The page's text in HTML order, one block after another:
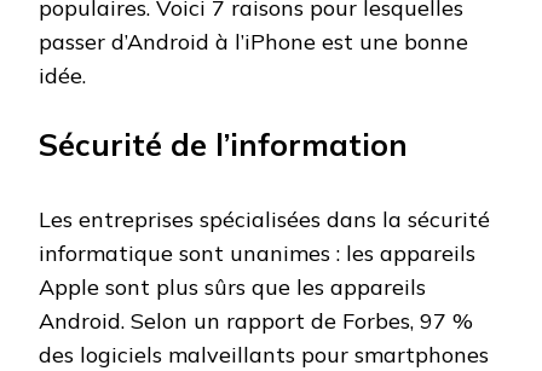
populaires. Voici 7 raisons pour lesquelles
passer d’Android à l’iPhone est une bonne
idée.
Sécurité de l’information
Les entreprises spécialisées dans la sécurité
informatique sont unanimes : les appareils
Apple sont plus sûrs que les appareils
Android. Selon un rapport de Forbes, 97 %
des logiciels malveillants pour smartphones